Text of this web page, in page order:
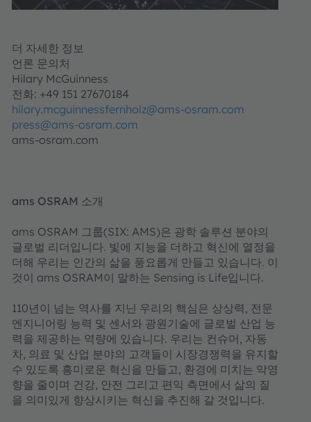
더 자세한 정보
언론 문의처
Hilary McGuinness
전화: +49 151 27670184
hilary.mcguinnessfernholz@ams-osram.com
press@ams-osram.com
ams-osram.com
ams OSRAM 소개
ams OSRAM 그룹(SIX: AMS)은 광학 솔루션 분야의
글로벌 리더입니다. 빛에 지능을 더하고 혁신에 열정을
더해 우리는 인간의 삶을 풍요롭게 만들고 있습니다. 이
것이 ams OSRAM이 말하는 Sensing is Life입니다.
110년이 넘는 역사를 지닌 우리의 핵심은 상상력, 전문
엔지니어링 능력 및 센서와 광원기술에 글로벌 산업 능
력을 제공하는 역량에 있습니다. 우리는 컨슈머, 자동
차, 의료 및 산업 분야의 고객들이 시장경쟁력을 유지할
수 있도록 흥미로운 혁신을 만들고, 환경에 미치는 악영
향을 줄이며 건강, 안전 그리고 편익 측면에서 삶의 질
을 의미있게 향상시키는 혁신을 추진해 갈 것입니다.